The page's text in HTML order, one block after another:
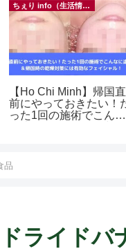
ちぇり info（生活情報）
【Ho Chi Minh】帰国直
前にやっておきたい！
った1回の施術でこんな
品
ライドバ